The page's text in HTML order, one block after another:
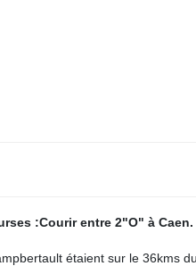
:Courir entre 2"O" à Caen.
étaient sur le 36kms